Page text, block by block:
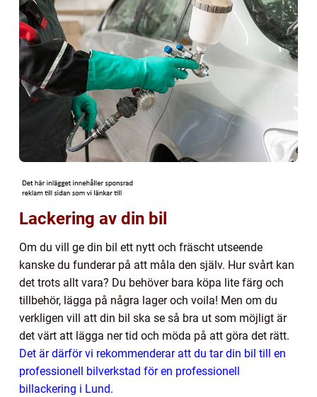
Lackering av din bil
Om du vill ge din bil ett nytt och fräscht utseende
kanske du funderar på att måla den själv. Hur svårt kan
det trots allt vara? Du behöver bara köpa lite färg och
tillbehör, lägga på några lager och voila! Men om du
verkligen vill att din bil ska se så bra ut som möjligt är
det värt att lägga ner tid och möda på att göra det rätt.
Det är därför vi rekommenderar att du tar din bil till en
professionell bilverkstad för en professionell
billackering i Lund.